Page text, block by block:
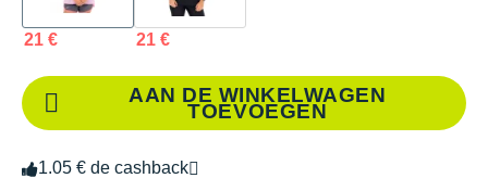
21 € 21 €
AAN DE WINKELWAGEN
TOEVOEGEN
1.05 € de cashback